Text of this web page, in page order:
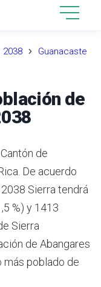
2038
Guanacaste
de
de
De acuerdo
Sierra tendrá
%) y 1413
Sierra
de Abangares
poblado de